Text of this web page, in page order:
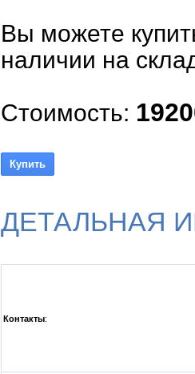
Вы можете
наличии на
Стоимость:
ДЕТАЛЬНАЯ
Контакты: